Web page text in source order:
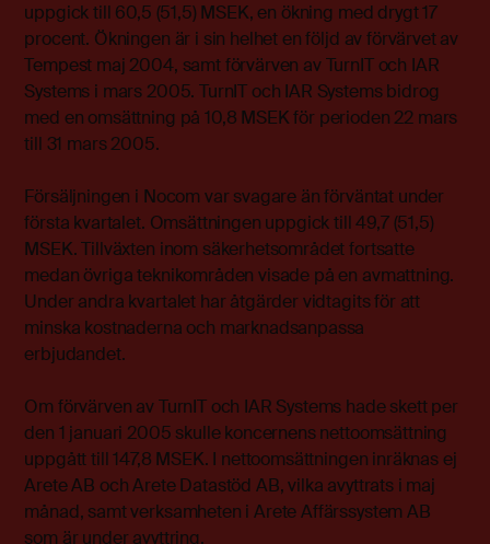
uppgick till 60,5 (51,5) MSEK, en ökning med drygt 17
procent. Ökningen är i sin helhet en följd av förvärvet av
Tempest maj 2004, samt förvärven av TurnIT och IAR
Systems i mars 2005. TurnIT och IAR Systems bidrog
med en omsättning på 10,8 MSEK för perioden 22 mars
till 31 mars 2005.
Försäljningen i Nocom var svagare än förväntat under
första kvartalet. Omsättningen uppgick till 49,7 (51,5)
MSEK. Tillväxten inom säkerhetsområdet fortsatte
medan övriga teknikområden visade på en avmattning.
Under andra kvartalet har åtgärder vidtagits för att
minska kostnaderna och marknadsanpassa
erbjudandet.
Om förvärven av TurnIT och IAR Systems hade skett per
den 1 januari 2005 skulle koncernens nettoomsättning
uppgått till 147,8 MSEK. I nettoomsättningen inräknas ej
Arete AB och Arete Datastöd AB, vilka avyttrats i maj
månad, samt verksamheten i Arete Affärssystem AB
som är under avyttring.